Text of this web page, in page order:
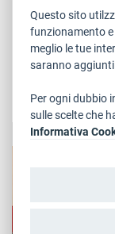
impegnativo,
lusinghieri nel
se la nostra
anche per
LEGGI
Questo sito
funzionamento
meglio le tue
saranno
Per ogni dubbio
sulle scelte che
Informativa